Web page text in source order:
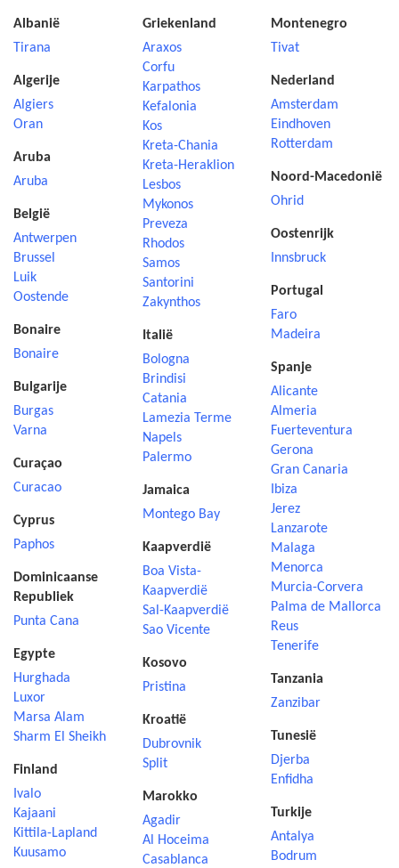
Albanië
Tirana
Algerije
Algiers
Oran
Aruba
Aruba
België
Antwerpen
Brussel
Luik
Oostende
Bonaire
Bonaire
Bulgarije
Burgas
Varna
Curaçao
Curacao
Cyprus
Paphos
Dominicaanse
Republiek
Punta Cana
Egypte
Hurghada
Luxor
Marsa Alam
Sharm El Sheikh
Finland
Ivalo
Kajaani
Kittila-Lapland
Kuusamo
Griekenland
Araxos
Corfu
Karpathos
Kefalonia
Kos
Kreta-Chania
Kreta-Heraklion
Lesbos
Mykonos
Preveza
Rhodos
Samos
Santorini
Zakynthos
Italië
Bologna
Brindisi
Catania
Lamezia Terme
Napels
Palermo
Jamaica
Montego Bay
Kaapverdië
Boa Vista-
Kaapverdië
Sal-Kaapverdië
Sao Vicente
Kosovo
Pristina
Kroatië
Dubrovnik
Split
Marokko
Agadir
Al Hoceima
Casablanca
Montenegro
Tivat
Nederland
Amsterdam
Eindhoven
Rotterdam
Noord-Macedonië
Ohrid
Oostenrijk
Innsbruck
Portugal
Faro
Madeira
Spanje
Alicante
Almeria
Fuerteventura
Gerona
Gran Canaria
Ibiza
Jerez
Lanzarote
Malaga
Menorca
Murcia-Corvera
Palma de Mallorca
Reus
Tenerife
Tanzania
Zanzibar
Tunesië
Djerba
Enfidha
Turkije
Antalya
Bodrum